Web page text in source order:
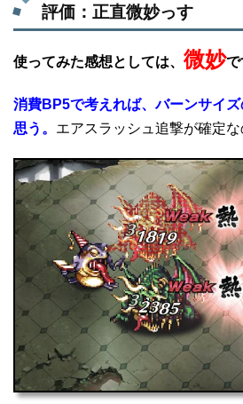
評価：正直微妙っす
使ってみた感想としては、 微妙
消費BP5で考えれば、バーンサイ
思う。 エアスラッシュ追撃が確定な